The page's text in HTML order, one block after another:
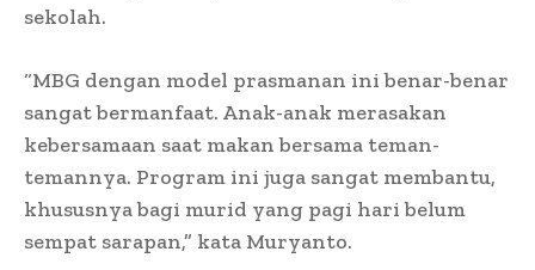
sekolah.
“MBG dengan model prasmanan ini benar-benar
sangat bermanfaat. Anak-anak merasakan
kebersamaan saat makan bersama teman-
temannya. Program ini juga sangat membantu,
khususnya bagi murid yang pagi hari belum
sempat sarapan,” kata Muryanto.